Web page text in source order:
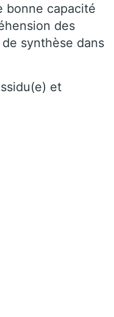
bonne capacité
des
synthèse dans
et